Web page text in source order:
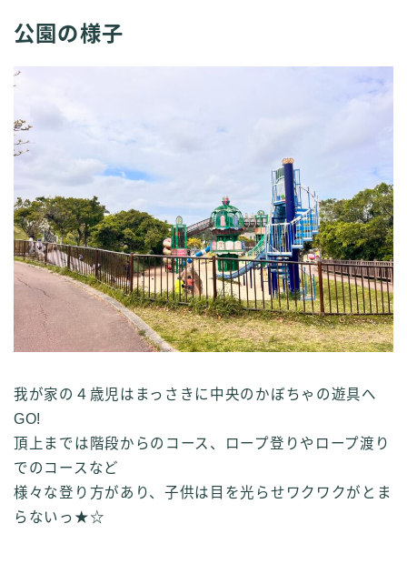
公園の様子
我が家の４歳児はまっさきに中央のかぼちゃの遊具へ
GO!
頂上までは階段からのコース、ロープ登りやロープ渡り
でのコースなど
様々な登り方があり、子供は目を光らせワクワクがとま
らないっ★☆